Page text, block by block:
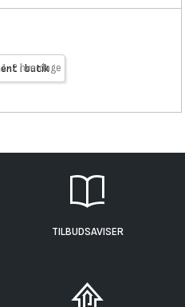
i butik
1-2 hverdage
TILBUDSAVISER